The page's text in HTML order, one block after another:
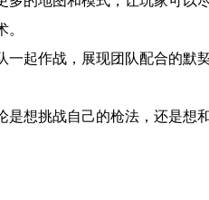
起作战，展现团队配合的默
想挑战自己的枪法，还是想